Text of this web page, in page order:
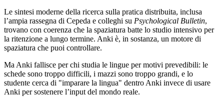
Le sintesi moderne della ricerca sulla pratica distribuita, inclusa
l’ampia rassegna di Cepeda e colleghi su Psychological Bulletin,
trovano con coerenza che la spaziatura batte lo studio intensivo per
la ritenzione a lungo termine. Anki è, in sostanza, un motore di
spaziatura che puoi controllare.
Ma Anki fallisce per chi studia le lingue per motivi prevedibili: le
schede sono troppo difficili, i mazzi sono troppo grandi, e lo
studente cerca di "imparare la lingua" dentro Anki invece di usare
Anki per sostenere l’input del mondo reale.